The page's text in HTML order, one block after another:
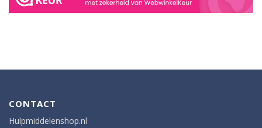
CONTACT
Hulpmiddelenshop.nl